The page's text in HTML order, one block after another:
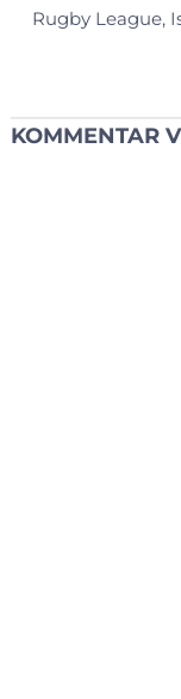
Rugby League,
KOMMENTAR